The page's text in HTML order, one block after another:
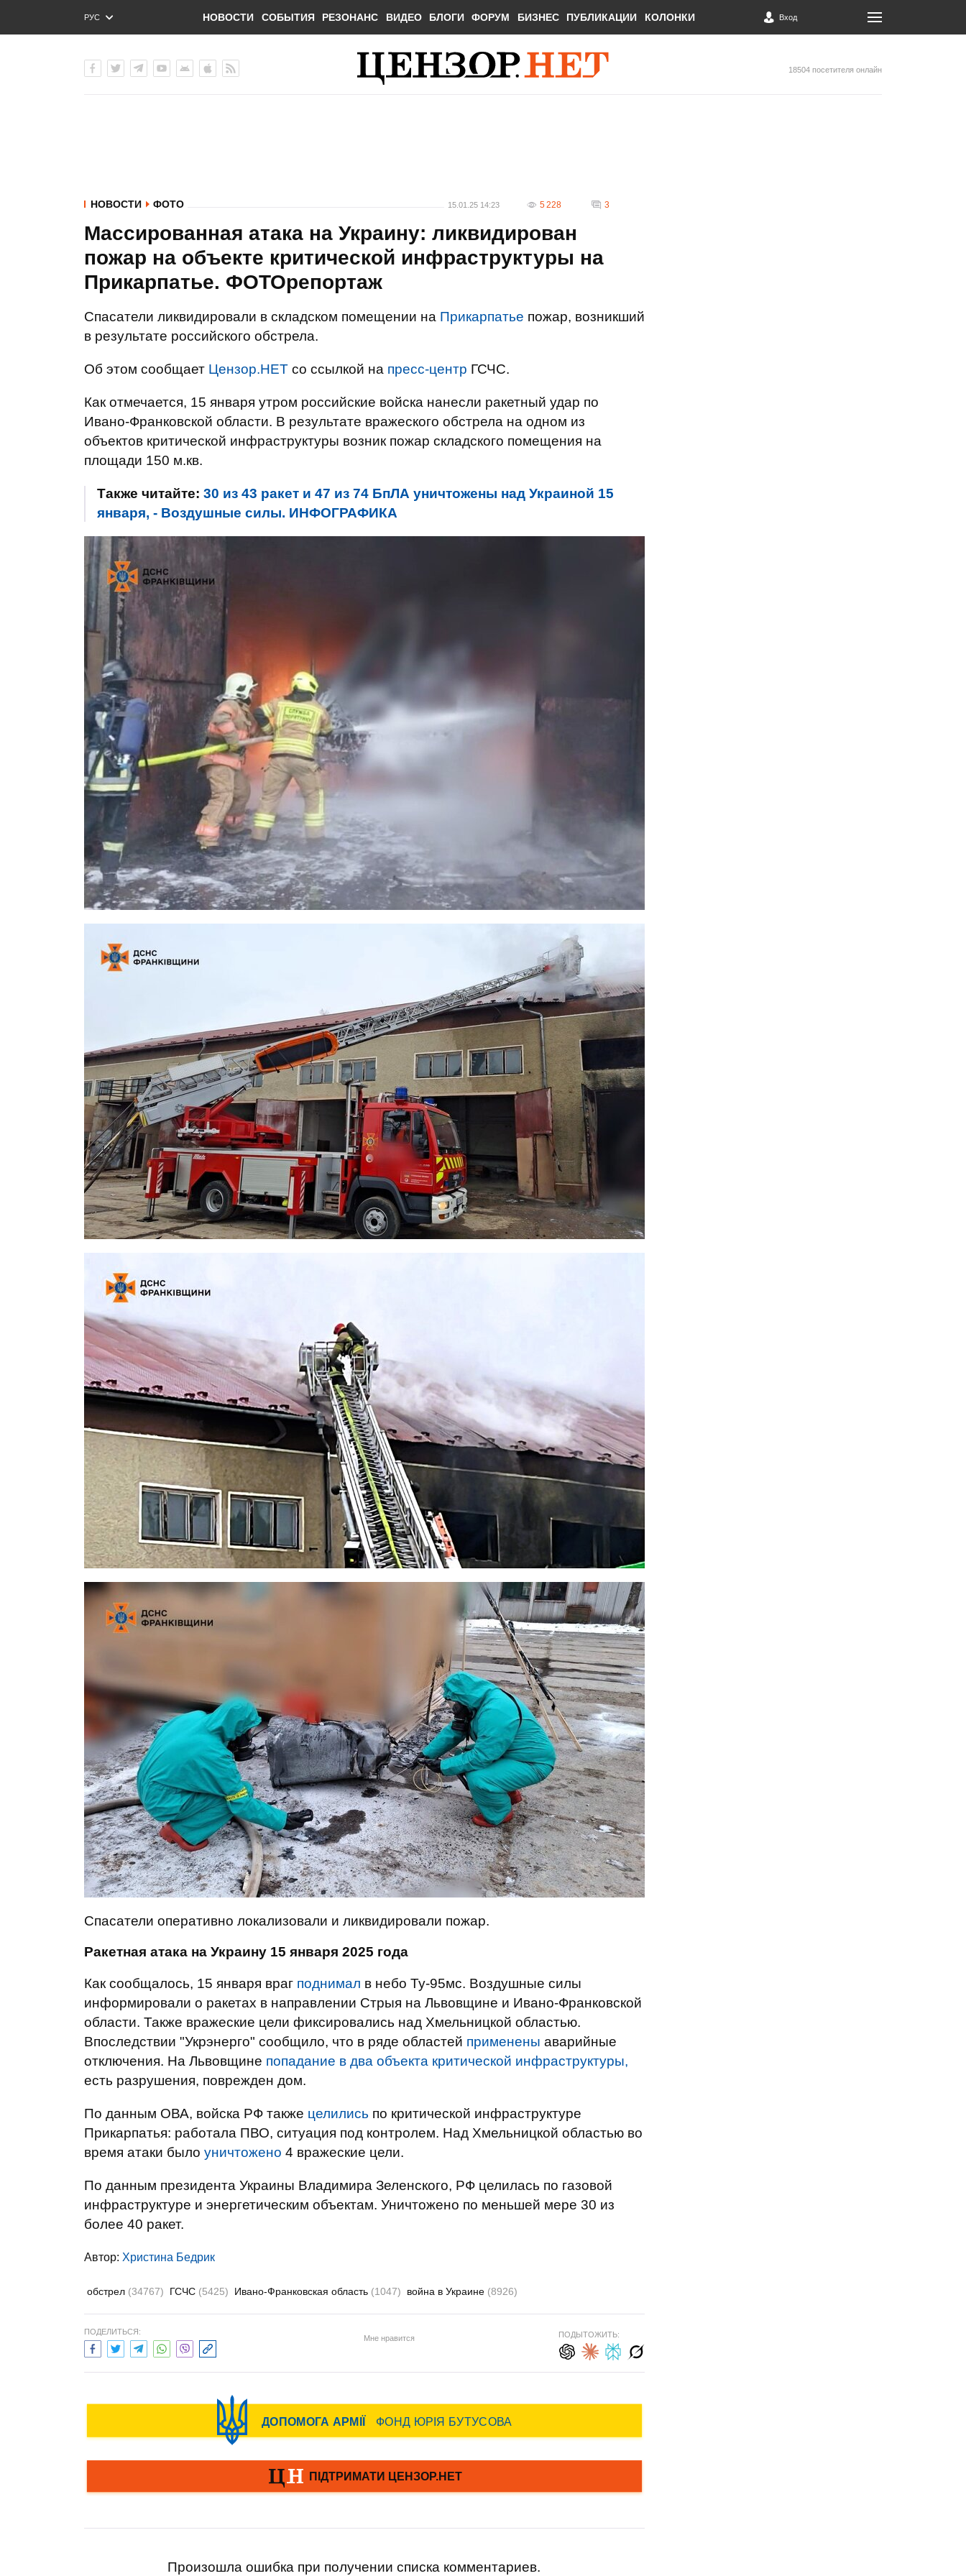
РУС
ENG
НОВОСТИ СОБЫТИЯ РЕЗОНАНС ВИДЕО БЛОГИ ФОРУМ БИЗНЕС ПУБЛИКАЦИИ КОЛОНКИ Вход
18504 посетителя онлайн
НОВОСТИ ФОТО 15.01.25 14:23 5 228 3
Массированная атака на Украину: ликвидирован
пожар на объекте критической инфраструктуры на
Прикарпатье. ФОТОрепортаж
Спасатели ликвидировали в складском помещении на Прикарпатье пожар, возникший
в результате российского обстрела.
Об этом сообщает Цензор.НЕТ со ссылкой на пресс-центр ГСЧС.
Как отмечается, 15 января утром российские войска нанесли ракетный удар по
Ивано-Франковской области. В результате вражеского обстрела на одном из
объектов критической инфраструктуры возник пожар складского помещения на
площади 150 м.кв.
Также читайте: 30 из 43 ракет и 47 из 74 БпЛА уничтожены над Украиной 15
января, - Воздушные силы. ИНФОГРАФИКА
Спасатели оперативно локализовали и ликвидировали пожар.
Ракетная атака на Украину 15 января 2025 года
Как сообщалось, 15 января враг поднимал в небо Ту-95мс. Воздушные силы
информировали о ракетах в направлении Стрыя на Львовщине и Ивано-Франковской
области. Также вражеские цели фиксировались над Хмельницкой областью.
Впоследствии "Укрэнерго" сообщило, что в ряде областей применены аварийные
отключения. На Львовщине попадание в два объекта критической инфраструктуры,
есть разрушения, поврежден дом.
По данным ОВА, войска РФ также целились по критической инфраструктуре
Прикарпатья: работала ПВО, ситуация под контролем. Над Хмельницкой областью во
время атаки было уничтожено 4 вражеские цели.
По данным президента Украины Владимира Зеленского, РФ целилась по газовой
инфраструктуре и энергетическим объектам. Уничтожено по меньшей мере 30 из
более 40 ракет.
Автор: Христина Бедрик
обстрел (34767) ГСЧС (5425) Ивано-Франковская область (1047) война в Украине (8926)
ПОДЕЛИТЬСЯ:
Мне нравится ПОДЫТОЖИТЬ:
Произошла ошибка при получении списка комментариев.